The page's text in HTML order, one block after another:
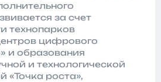
за счет
технопарков
цифрового
и образования
и технологической
«Точка роста»,